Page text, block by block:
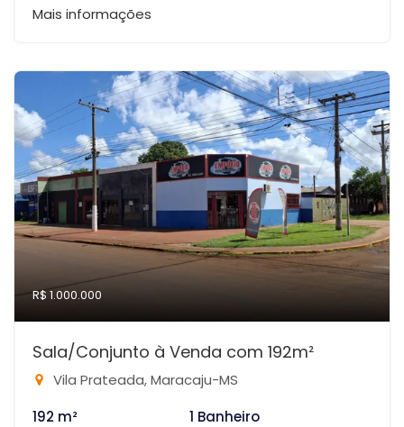
Mais informações
R$ 1.000.000
Sala/Conjunto à Venda com 192m²
Vila Prateada, Maracaju-MS
192 m²
1 Banheiro